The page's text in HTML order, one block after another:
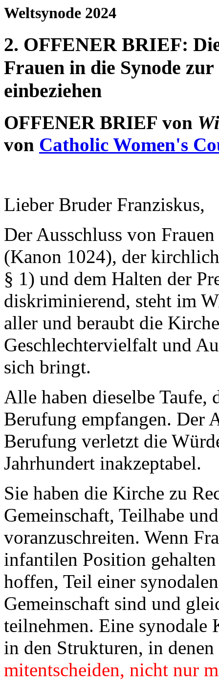
Weltsynode 2024
2. OFFENER BRIEF:
Frauen in die Synode
einbeziehen
OFFENER BRIEF von
von Catholic Women's
Lieber Bruder Franziskus,
Der Ausschluss von
(Kanon 1024), der
§ 1) und dem Halten der
diskriminierend, steht im
aller und beraubt die
Geschlechtervielfalt und
sich bringt.
Alle haben dieselbe Taufe,
Berufung empfangen. Der
Berufung verletzt die
Jahrhundert inakzeptabel.
Sie haben die Kirche zu
Gemeinschaft, Teilhabe
voranzuschreiten. Wenn
infantilen Position
hoffen, Teil einer
Gemeinschaft sind und
teilnehmen. Eine synodale
in den Strukturen, in
mitentscheiden, nicht nur